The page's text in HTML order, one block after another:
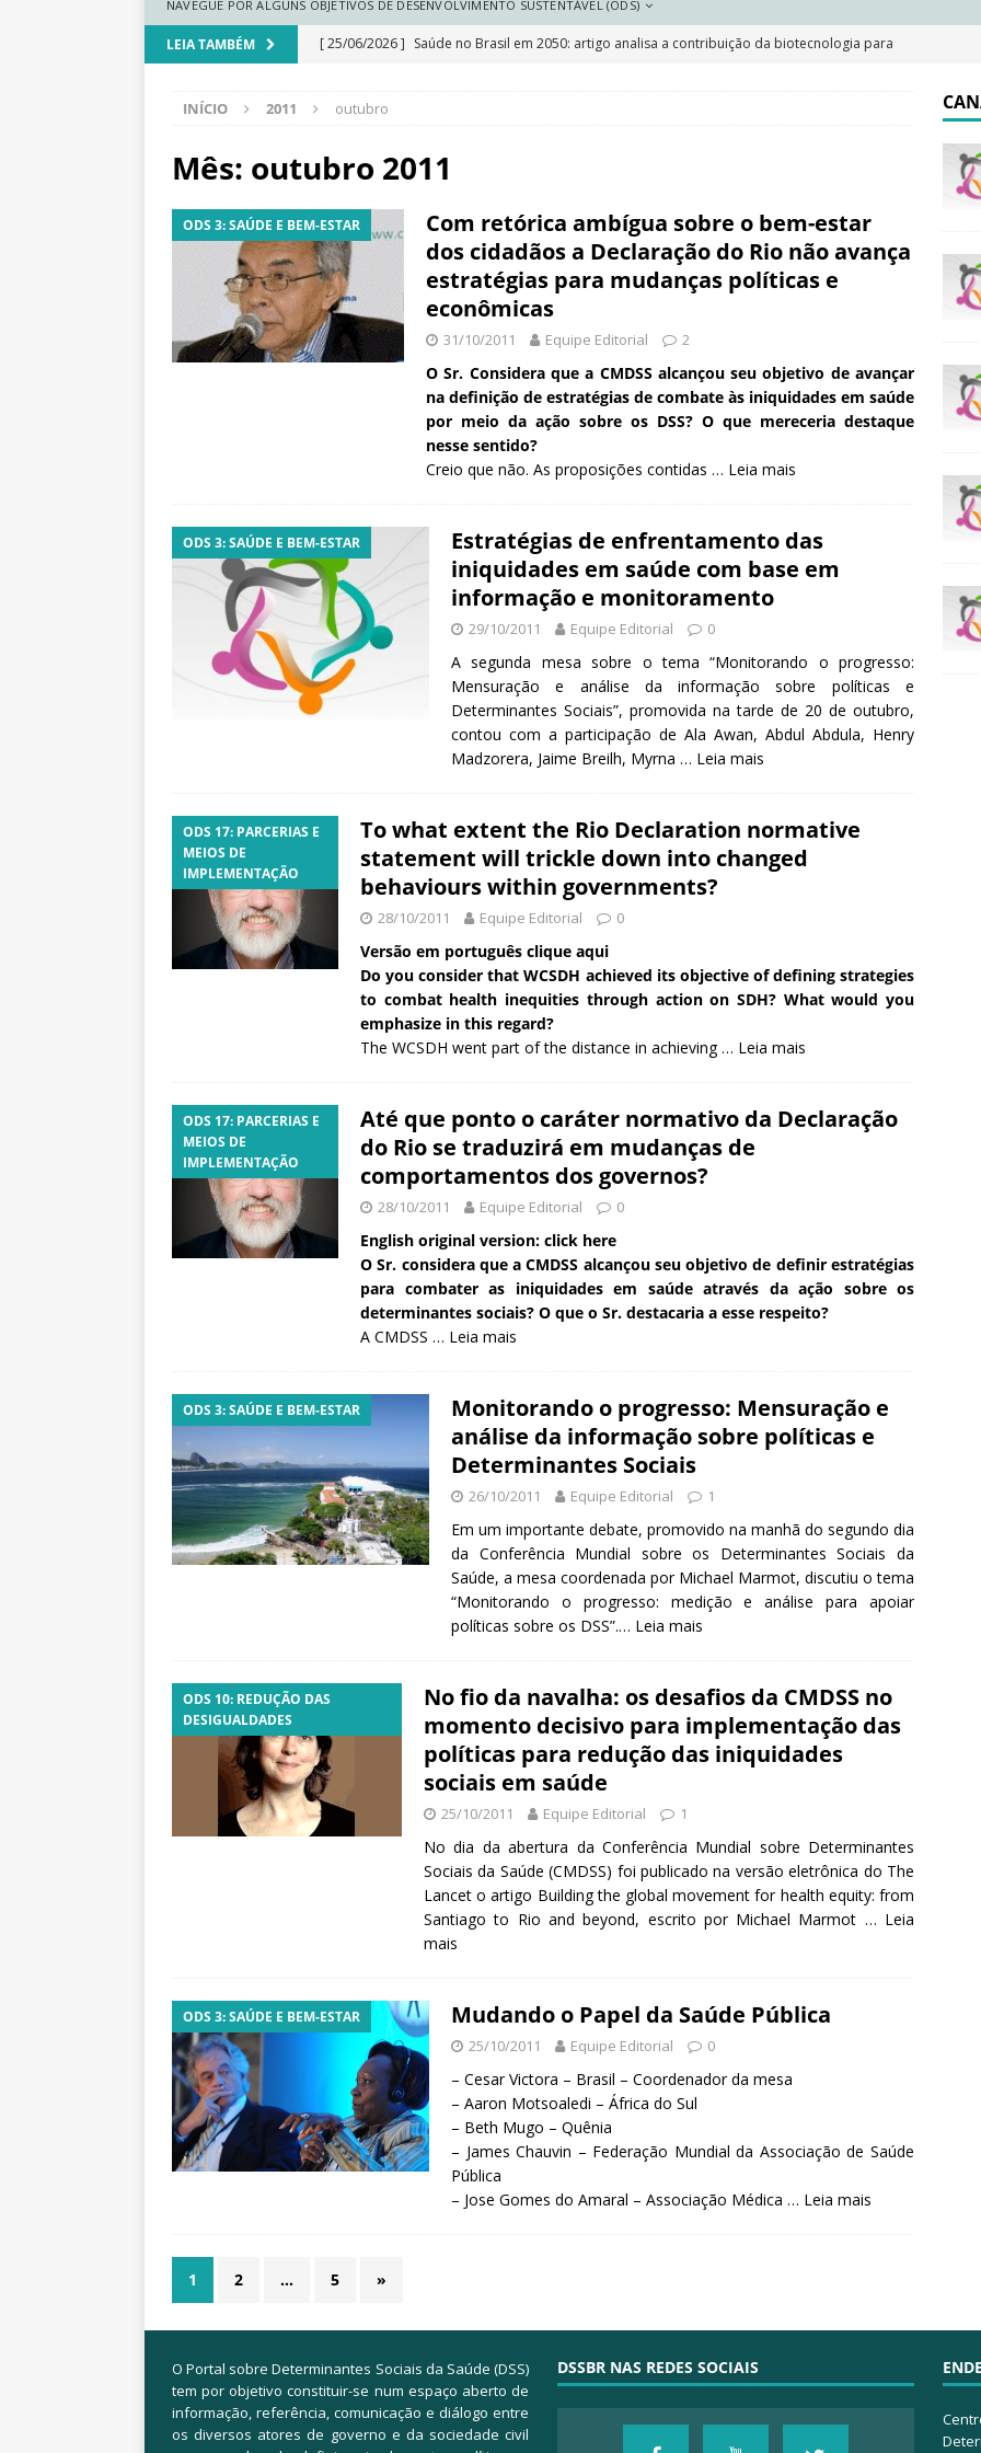
NAVEGUE POR ALGUNS OBJETIVOS DE DESENVOLVIMENTO SUSTENTÁVEL (ODS)
LEIA TAMBÉM [ 25/06/2026 ] Saúde no Brasil em 2050: artigo analisa a contribuição da biotecnologia para
[ 25/06/2026 ]
climática
DESTAQUE
[ 25/06/2026 ]
Renda cresce e pobreza cai, mas Brasil segue marcado por desigualdades
regionais
DESTAQUE
[ 25/06/2026 ]
Educação escolar indígena no Brasil: o que garante a lei e o que dizem os
dados
DESTAQUE
INÍCIO 2011 outubro
Mês: outubro 2011
ODS 3: SAÚDE E BEM-ESTAR
Com retórica ambígua sobre o bem-estar
dos cidadãos a Declaração do Rio não avança
estratégias para mudanças políticas e
econômicas
31/10/2011 Equipe Editorial 2
O Sr. Considera que a CMDSS alcançou seu objetivo de avançar
na definição de estratégias de combate às iniquidades em saúde
por meio da ação sobre os DSS? O que mereceria destaque
nesse sentido?
Creio que não. As proposições contidas … Leia mais
ODS 3: SAÚDE E BEM-ESTAR
Estratégias de enfrentamento das
iniquidades em saúde com base em
informação e monitoramento
29/10/2011 Equipe Editorial 0
A segunda mesa sobre o tema “Monitorando o progresso:
Mensuração e análise da informação sobre políticas e
Determinantes Sociais”, promovida na tarde de 20 de outubro,
contou com a participação de Ala Awan, Abdul Abdula, Henry
Madzorera, Jaime Breilh, Myrna … Leia mais
ODS 17: PARCERIAS E
MEIOS DE
IMPLEMENTAÇÃO
To what extent the Rio Declaration normative
statement will trickle down into changed
behaviours within governments?
28/10/2011 Equipe Editorial 0
Versão em português clique aqui
Do you consider that WCSDH achieved its objective of defining strategies
to combat health inequities through action on SDH? What would you
emphasize in this regard?
The WCSDH went part of the distance in achieving … Leia mais
ODS 17: PARCERIAS E
MEIOS DE
IMPLEMENTAÇÃO
Até que ponto o caráter normativo da Declaração
do Rio se traduzirá em mudanças de
comportamentos dos governos?
28/10/2011 Equipe Editorial 0
English original version: click here
O Sr. considera que a CMDSS alcançou seu objetivo de definir estratégias
para combater as iniquidades em saúde através da ação sobre os
determinantes sociais? O que o Sr. destacaria a esse respeito?
A CMDSS … Leia mais
ODS 3: SAÚDE E BEM-ESTAR
Monitorando o progresso: Mensuração e
análise da informação sobre políticas e
Determinantes Sociais
26/10/2011 Equipe Editorial 1
Em um importante debate, promovido na manhã do segundo dia
da Conferência Mundial sobre os Determinantes Sociais da
Saúde, a mesa coordenada por Michael Marmot, discutiu o tema
“Monitorando o progresso: medição e análise para apoiar
políticas sobre os DSS”.… Leia mais
ODS 10: REDUÇÃO DAS
DESIGUALDADES
No fio da navalha: os desafios da CMDSS no
momento decisivo para implementação das
políticas para redução das iniquidades
sociais em saúde
25/10/2011 Equipe Editorial 1
No dia da abertura da Conferência Mundial sobre Determinantes
Sociais da Saúde (CMDSS) foi publicado na versão eletrônica do The
Lancet o artigo Building the global movement for health equity: from
Santiago to Rio and beyond, escrito por Michael Marmot … Leia
mais
ODS 3: SAÚDE E BEM-ESTAR Mudando o Papel da Saúde Pública
25/10/2011 Equipe Editorial 0
– Cesar Victora – Brasil – Coordenador da mesa
– Aaron Motsoaledi – África do Sul
– Beth Mugo – Quênia
– James Chauvin – Federação Mundial da Associação de Saúde
Pública
– Jose Gomes do Amaral – Associação Médica … Leia mais
1 2 … 5 »
O Portal sobre Determinantes Sociais da Saúde (DSS)
tem por objetivo constituir-se num espaço aberto de
informação, referência, comunicação e diálogo entre
os diversos atores de governo e da sociedade civil
DSSBR NAS REDES SOCIAIS